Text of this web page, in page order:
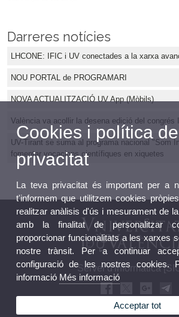
Darreres notícies
LHCONE: IFIC i UV conectades a la xarxa
NOU PORTAL de PROGRAMARI
NOVA ACTUALITZACIÓ UV App (Mòbils)
València va acollir la desena edició del congrés
UV-Tirant se suma al programa nacional "Som
fomentar vocacions científiques en xiquetes
Servei d'informàtica
Cookies i política de
privacitat
La teva privacitat és important per a
t'informem que utilitzem cookies
realitzar anàlisis d'ús i mesurament de
amb la finalitat de personalitzar
proporcionar funcionalitats a les xarxes
nostre trànsit. Per a continuar
configuració de les nostres cookies.
informació Més informació
Acceptar tot